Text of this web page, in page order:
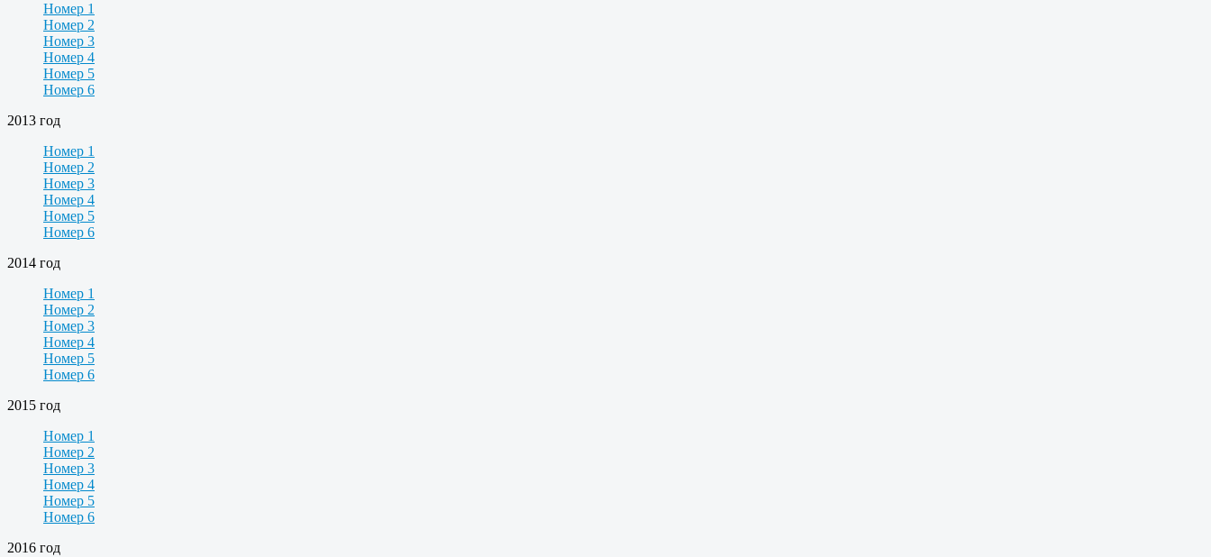
Номер 1
Номер 2
Номер 3
Номер 4
Номер 5
Номер 6
2013 год
Номер 1
Номер 2
Номер 3
Номер 4
Номер 5
Номер 6
2014 год
Номер 1
Номер 2
Номер 3
Номер 4
Номер 5
Номер 6
2015 год
Номер 1
Номер 2
Номер 3
Номер 4
Номер 5
Номер 6
2016 год